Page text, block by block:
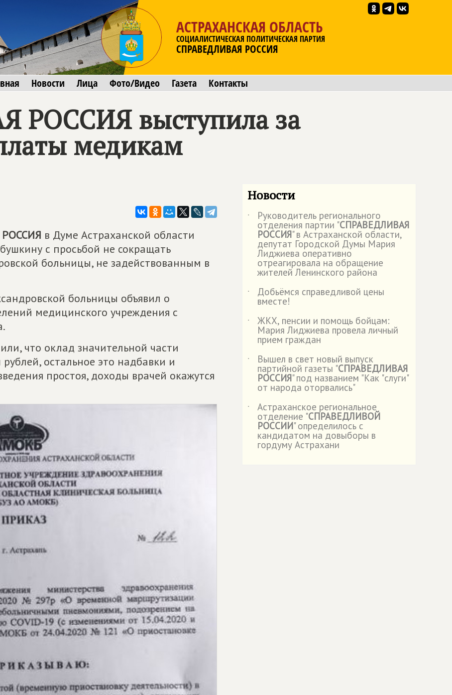
АСТРАХАНСКАЯ ОБЛАСТЬ
СОЦИАЛИСТИЧЕСКАЯ ПОЛИТИЧЕСКАЯ ПАРТИЯ
СПРАВЕДЛИВАЯ РОССИЯ
Новости Лица Фото/Видео Газета Контакты
РОССИЯвыступила за
медикам
в Думе Астраханской области
с просьбой не сокращать
больницы, не задействованным в
больницы объявил о
медицинского учреждения с
что оклад значительной части
остальное это надбавки и
простоя, доходы врачей окажутся
Новости
˙ Руководитель регионального
отделения партии "СПРАВЕДЛИВАЯ
РОССИЯ" в Астраханской области,
депутат Городской Думы Мария
Лиджиева оперативно
отреагировала на обращение
жителей Ленинского района
˙
Добьёмся справедливой цены
вместе!
˙
ЖКХ, пенсии и помощь бойцам:
Мария Лиджиева провела личный
прием граждан
˙
Вышел в свет новый выпуск
партийной газеты "СПРАВЕДЛИВАЯ
РОССИЯ" под названием "Как "слуги"
от народа оторвались"
˙
Астраханское региональное
отделение "СПРАВЕДЛИВОЙ
РОССИИ" определилось с
кандидатом на довыборы в
гордуму Астрахани